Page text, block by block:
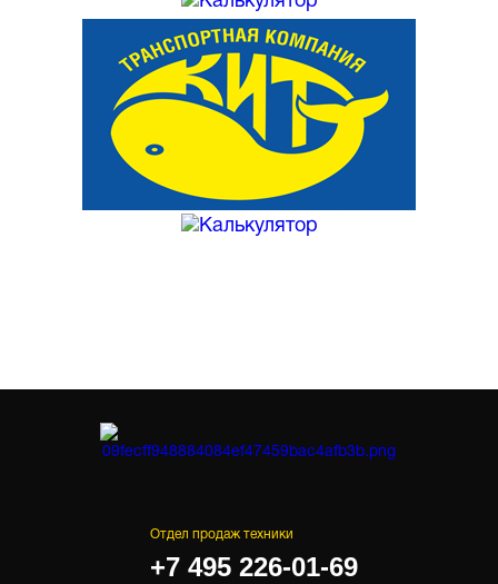
Отдел продаж техники
+7 495 226-01-69